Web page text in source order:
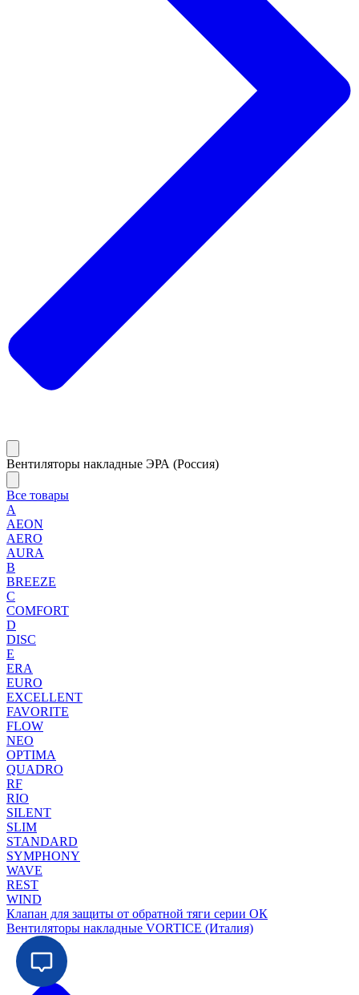
Вентиляторы накладные ЭРА (Россия)
Все товары
A
AEON
AERO
AURA
B
BREEZE
C
COMFORT
D
DISC
E
ERA
EURO
EXCELLENT
FAVORITE
FLOW
NEO
OPTIMA
QUADRO
RF
RIO
SILENT
SLIM
STANDARD
SYMPHONY
WAVE
REST
WIND
Клапан для защиты от обратной тяги серии ОК
Вентиляторы накладные VORTICE (Италия)